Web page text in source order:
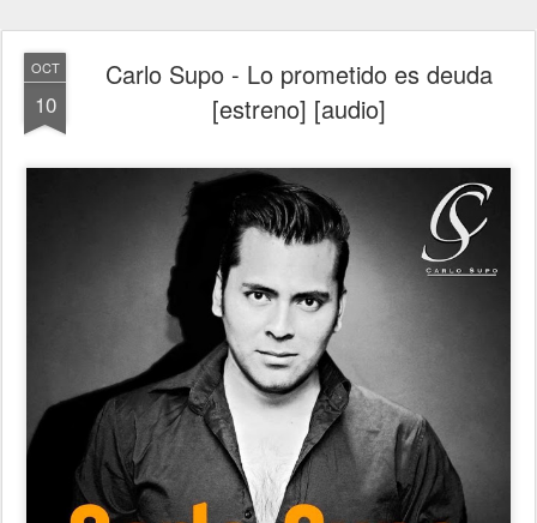
OCT
10
Carlo Supo - Lo prometido es deuda
[estreno] [audio]